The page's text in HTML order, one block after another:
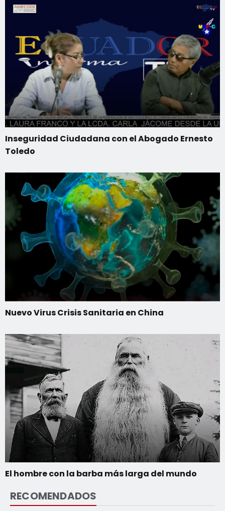
Inseguridad Ciudadana con el Abogado Ernesto
Toledo
Nuevo Virus Crisis Sanitaria en China
El hombre con la barba más larga del mundo
RECOMENDADOS